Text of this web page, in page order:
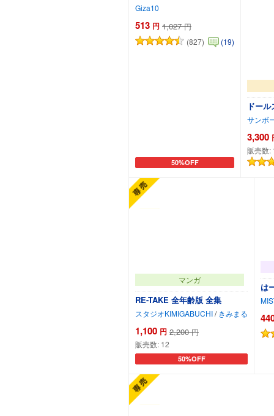
Giza10
513 円 1,027 円
(827)
(19)
50%OFF
カートに追加
ドー
サンボ
3,300
販売数:
マンガ
RE-TAKE 全年齢版 全集
スタジオKIMIGABUCHI/ きみまる
1,100 円 2,200 円
販売数: 12
50%OFF
カートに追加
は